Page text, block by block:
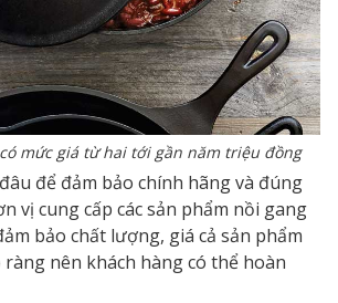
mức giá từ hai tới gần năm triệu đồng
để đảm bảo chính hãng và đúng
vị cung cấp các sản phẩm nồi gang
bảo chất lượng, giá cả sản phẩm
nên khách hàng có thể hoàn